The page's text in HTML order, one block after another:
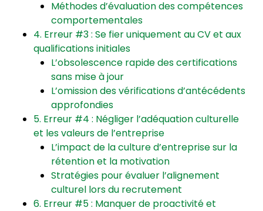
Méthodes d’évaluation des compétences
comportementales
4. Erreur #3 : Se fier uniquement au CV et aux
qualifications initiales
L’obsolescence rapide des certifications
sans mise à jour
L’omission des vérifications d’antécédents
approfondies
5. Erreur #4 : Négliger l’adéquation culturelle
et les valeurs de l’entreprise
L’impact de la culture d’entreprise sur la
rétention et la motivation
Stratégies pour évaluer l’alignement
culturel lors du recrutement
6. Erreur #5 : Manquer de proactivité et